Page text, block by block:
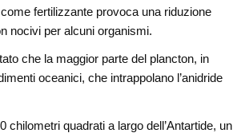
fertilizzante provoca una riduzione
nocivi per alcuni organismi.
che la maggior parte del plancton, in
oceanici, che intrappolano l’anidride
chilometri quadrati a largo dell’Antartide, un